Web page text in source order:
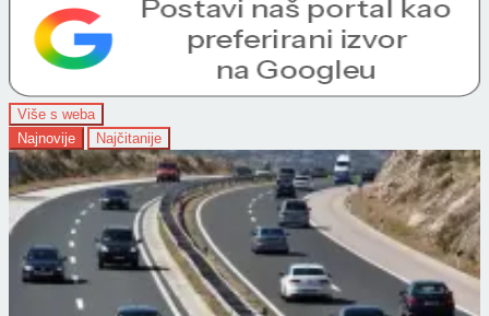
Više s weba
Najnovije
Najčitanije